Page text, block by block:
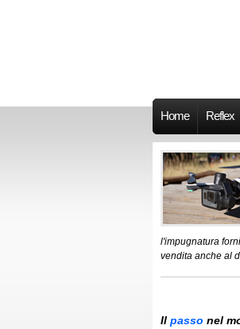
Home Reflex
l'impugnatura
vendita anche al
Il passo nel